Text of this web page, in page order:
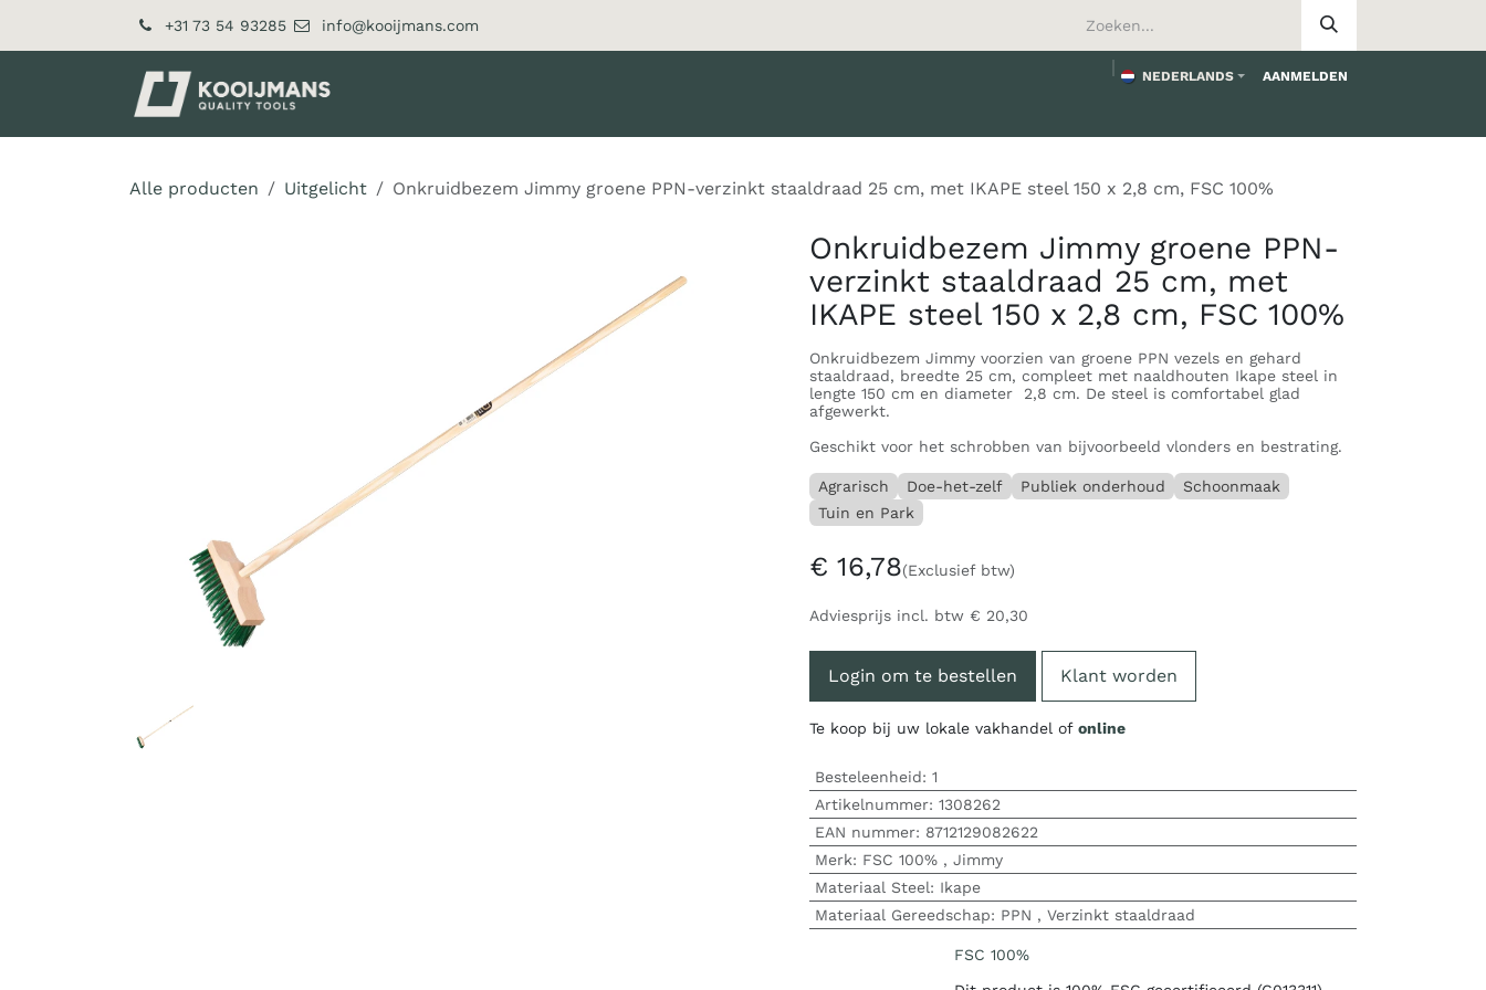
+31 73 54 93285 info@kooijmans.com
NEDERLANDS AANMELDEN
Alle producten Uitgelicht Onkruidbezem Jimmy groene PPN-verzinkt staaldraad 25 cm, met IKAPE steel 150 x 2,8 cm, FSC 100%
Onkruidbezem Jimmy groene PPN-
verzinkt staaldraad 25 cm, met
IKAPE steel 150 x 2,8 cm, FSC 100%
Onkruidbezem Jimmy voorzien van groene PPN vezels en gehard
staaldraad, breedte 25 cm, compleet met naaldhouten Ikape steel in
lengte 150 cm en diameter 2,8 cm. De steel is comfortabel glad
afgewerkt.
Geschikt voor het schrobben van bijvoorbeeld vlonders en bestrating.
Agrarisch Doe-het-zelf Publiek onderhoud
Schoonmaak
Tuin en Park
€ 16,78(Exclusief btw)
Adviesprijs incl. btw € 20,30
Login om te bestellen Klant worden
Te koop bij uw lokale vakhandel of online
Besteleenheid: 1
Artikelnummer: 1308262
EAN nummer: 8712129082622
Merk: FSC 100%, Jimmy
Materiaal Steel: Ikape
Materiaal Gereedschap: PPN , Verzinkt staaldraad
FSC 100%